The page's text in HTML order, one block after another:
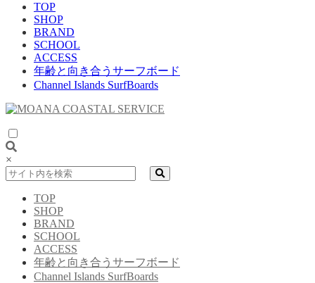
TOP
SHOP
BRAND
SCHOOL
ACCESS
年齢と向き合うサーフボード
Channel Islands SurfBoards
×
TOP
SHOP
BRAND
SCHOOL
ACCESS
年齢と向き合うサーフボード
Channel Islands SurfBoards